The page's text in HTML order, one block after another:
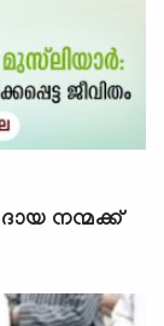
നന്മക്ക്